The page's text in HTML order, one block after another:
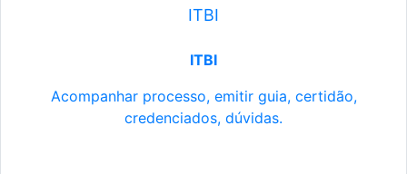
ITBI
ITBI
Acompanhar processo, emitir guia, certidão,
credenciados, dúvidas.